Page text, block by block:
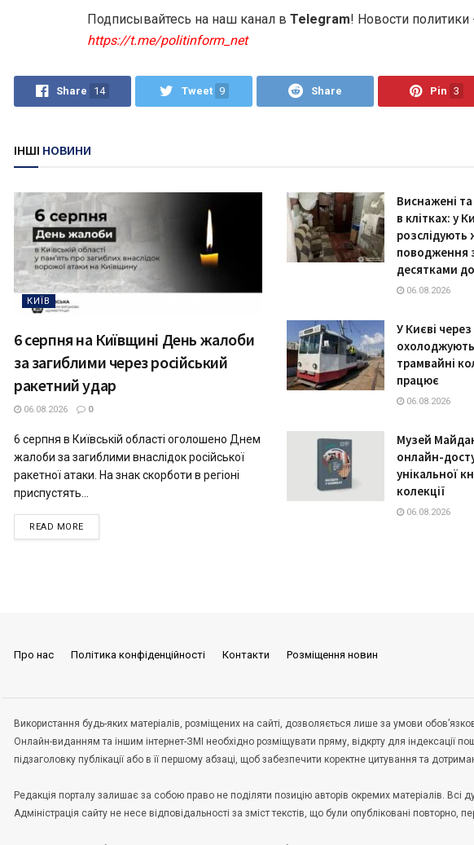
Подписывайтесь на наш канал в Telegram! Новости политики
https://t.me/politinform_net
Share 14 Tweet 9 Share Pin 3
ІНШІ НОВИНИ
КИЇВ
6 серпня на Київщині День жалоби
за загиблими через російський
ракетний удар
06.08.2026 0
6 серпня в Київській області оголошено Днем
жалоби за загиблими внаслідок російської
ракетної атаки. На знак скорботи в регіоні
приспустять...
READ MORE
Виснажені
в клітках: у
розслідують
поводження
десятками
06.08.2026
У Києві
охолоджують
трамвайні
працює
06.08.2026
Музей
онлайн-
унікальної
колекції
06.08.2026
Про нас Політика конфіденційності Контакти Розміщення новин
Використання будь-яких матеріалів, розміщених на сайті, дозволяється лише за умови
Онлайн-виданням та іншим інтернет-ЗМІ необхідно розміщувати пряму, відкрту для індексації
підзаголовку публікації або в її першому абзаці, щоб забезпечити коректне цитування та
Редакція порталу залишає за собою право не поділяти позицію авторів окремих матеріалів. Всі
Адміністрація сайту не несе відповідальності за зміст текстів, що були опубліковані